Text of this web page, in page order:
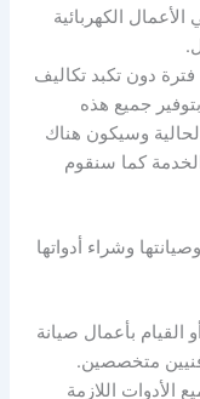
الكهربائية
دون تكبد تكاليف
جميع هذه
وسيكون هناك
كما سنقوم
وشراء أدواتها
القيام بأعمال صيانة
متخصصين.
الأدوات اللازمة